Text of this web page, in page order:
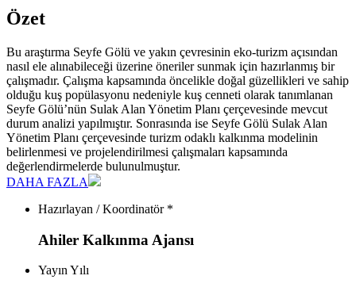
Özet
Bu araştırma Seyfe Gölü ve yakın çevresinin eko-turizm açısından
nasıl ele alınabileceği üzerine öneriler sunmak için hazırlanmış bir
çalışmadır. Çalışma kapsamında öncelikle doğal güzellikleri ve sahip
olduğu kuş popülasyonu nedeniyle kuş cenneti olarak tanımlanan
Seyfe Gölü’nün Sulak Alan Yönetim Planı çerçevesinde mevcut
durum analizi yapılmıştır. Sonrasında ise Seyfe Gölü Sulak Alan
Yönetim Planı çerçevesinde turizm odaklı kalkınma modelinin
belirlenmesi ve projelendirilmesi çalışmaları kapsamında
değerlendirmelerde bulunulmuştur.
DAHA FAZLA
Hazırlayan / Koordinatör *
Ahiler Kalkınma Ajansı
Yayın Yılı